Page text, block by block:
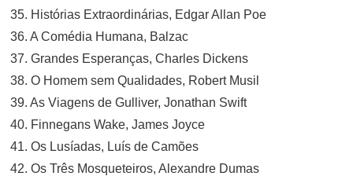
35. Histórias Extraordinárias, Edgar Allan Poe
36. A Comédia Humana, Balzac
37. Grandes Esperanças, Charles Dickens
38. O Homem sem Qualidades, Robert Musil
39. As Viagens de Gulliver, Jonathan Swift
40. Finnegans Wake, James Joyce
41. Os Lusíadas, Luís de Camões
42. Os Três Mosqueteiros, Alexandre Dumas